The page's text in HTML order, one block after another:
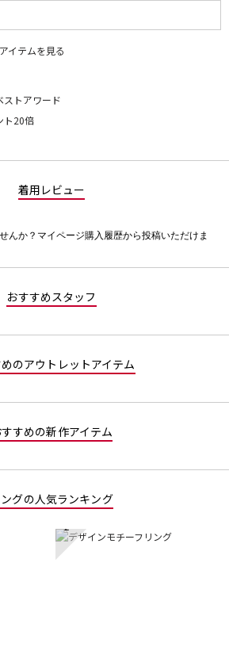
着用レビュー
んか？マイページ購入履歴から投稿いただけま
おすすめスタッフ
のアウトレットアイテム
すすめの新作アイテム
ングの人気ランキング
2